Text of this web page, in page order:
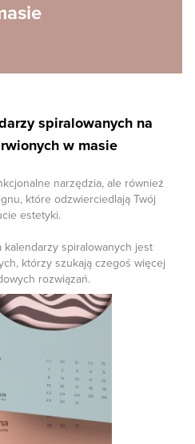
spiralowanych na
w masie
narzędzia, ale również
które odzwierciedlają Twój
estetyki.
kalendarzy spiralowanych jest
którzy szukają czegoś więcej
rozwiązań.